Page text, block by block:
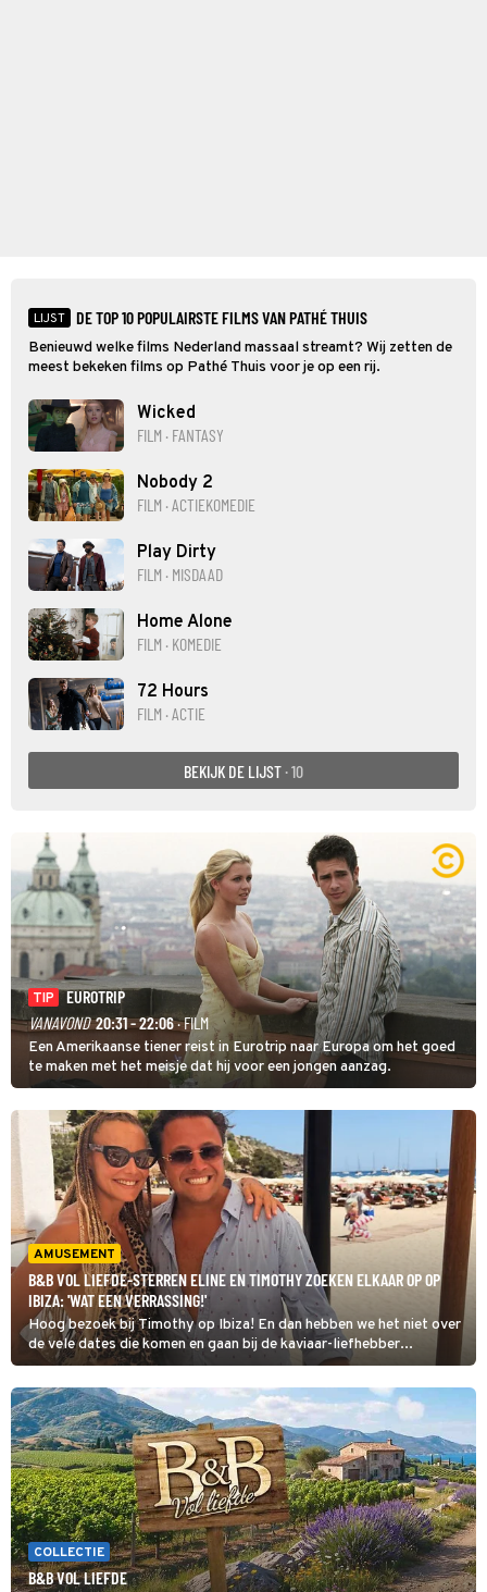
LIJST DE TOP 10 POPULAIRSTE FILMS VAN PATHÉ THUIS
Benieuwd welke films Nederland massaal streamt? Wij zetten de
meest bekeken films op Pathé Thuis voor je op een rij.
Wicked
FILM · FANTASY
Nobody 2
FILM · ACTIEKOMEDIE
Play Dirty
FILM · MISDAAD
Home Alone
FILM · KOMEDIE
72 Hours
FILM · ACTIE
BEKIJK DE LIJST · 10
TIP
EUROTRIP
VANAVOND 20:31 - 22:06· FILM
Een Amerikaanse tiener reist in Eurotrip naar Europa om het goed
te maken met het meisje dat hij voor een jongen aanzag.
AMUSEMENT
B&B VOL LIEFDE-STERREN ELINE EN TIMOTHY ZOEKEN ELKAAR OP OP
IBIZA: 'WAT EEN VERRASSING!'
Hoog bezoek bij Timothy op Ibiza! En dan hebben we het niet over
de vele dates die komen en gaan bij de kaviaar-liefhebber...
COLLECTIE
B&B VOL LIEFDE